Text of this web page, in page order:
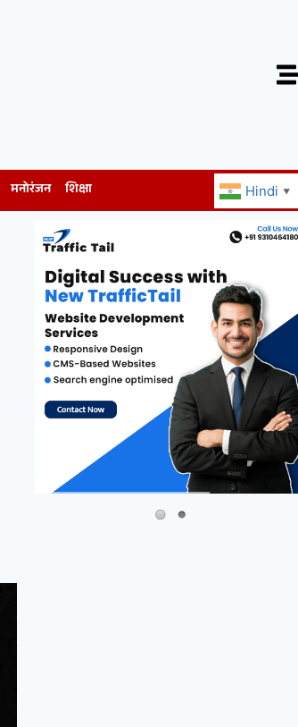
मनोरंजन शिक्षा Hindi ▼